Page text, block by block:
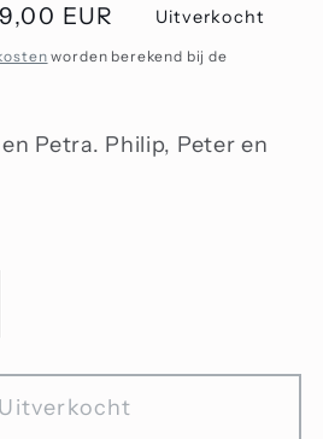
EUR Uitverkocht
worden berekend bij de
Petra. Philip, Peter en
Uitverkocht